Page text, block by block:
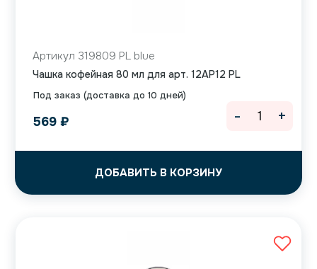
Под заказ (доставка до 10 дней)
Артикул 319809 PL blue
Чашка кофейная 80 мл для арт. 12AP12 PL
569 ₽
ДОБАВИТЬ В КОРЗИНУ
- +